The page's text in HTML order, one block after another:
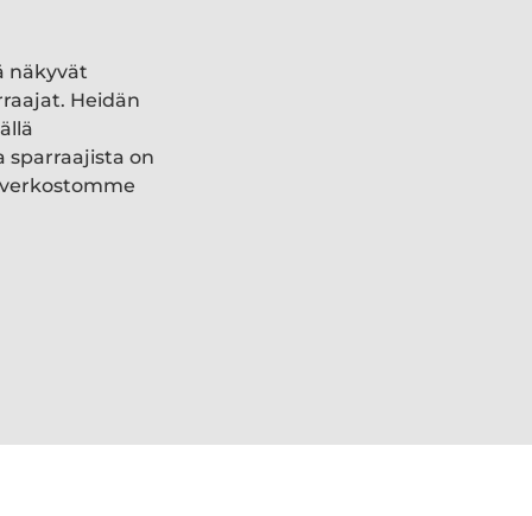
näkyvät
Heidän
sparraajista on